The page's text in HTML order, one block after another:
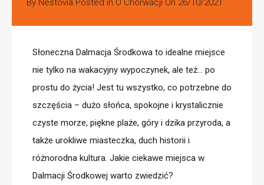
By Nestovia Posted in O Chorwacji On 26/10/2021
Słoneczna Dalmacja Środkowa to idealne miejsce
nie tylko na wakacyjny wypoczynek, ale też… po
prostu do życia! Jest tu wszystko, co potrzebne do
szczęścia – dużo słońca, spokojne i krystalicznie
czyste morze, piękne plaże, góry i dzika przyroda, a
także urokliwe miasteczka, duch historii i
różnorodna kultura. Jakie ciekawe miejsca w
Dalmacji Środkowej warto zwiedzić?